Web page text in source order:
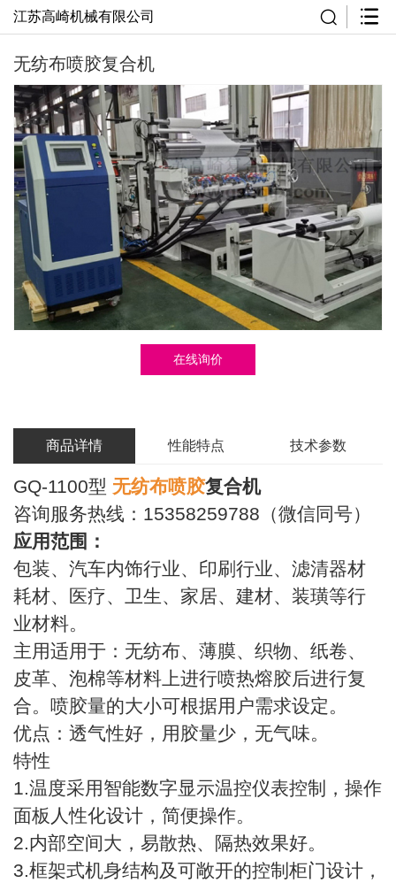
江苏高崎机械有限公司
无纺布喷胶复合机
在线询价
商品详情 性能特点 技术参数
GQ-1100型 无纺布喷胶复合机
咨询服务热线：15358259788（微信同号）
应用范围：
包装、汽车内饰行业、印刷行业、滤清器材
耗材、医疗、卫生、家居、建材、装璜等行
业材料。
主用适用于：无纺布、薄膜、织物、纸卷、
皮革、泡棉等材料上进行喷热熔胶后进行复
合。喷胶量的大小可根据用户需求设定。
优点：透气性好，用胶量少，无气味。
特性
1.温度采用智能数字显示温控仪表控制，操作
面板人性化设计，简便操作。
2.内部空间大，易散热、隔热效果好。
3.框架式机身结构及可敞开的控制柜门设计，